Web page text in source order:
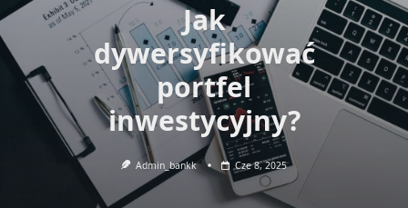
Jak
dywersyfikować
portfel
inwestycyjny?
Admin_bankk Cze 8, 2025